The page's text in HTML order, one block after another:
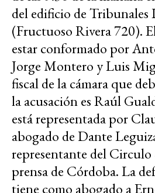
del edificio de Tribunales
(Fructuoso Rivera 720).
estar conformado por
Jorge Montero y Luis
fiscal de la cámara que
la acusación es Raúl
está representada por
abogado de Dante
representante del Circulo
prensa de Córdoba. La
tiene como abogado a